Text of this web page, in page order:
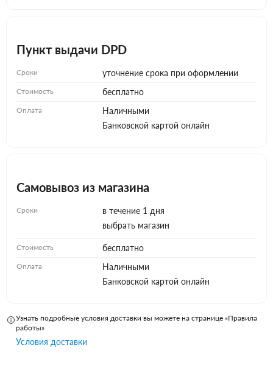
Пункт выдачи DPD
Сроки уточнение срока при оформлении
Стоимость бесплатно
Оплата
Наличными
Банковской картой онлайн
Самовывоз из магазина
Сроки
в течение 1 дня
выбрать магазин
Стоимость бесплатно
Оплата
Наличными
Банковской картой онлайн
Узнать подробные условия доставки вы можете на странице «Правила
работы»
Условия доставки